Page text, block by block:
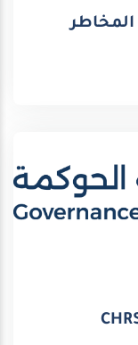
المخاطر